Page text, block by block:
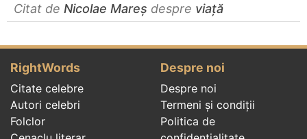
Citat de Nicolae Mareș despre viață
RightWords
Citate celebre
Autori celebri
Folclor
Despre noi
Despre noi
Termeni și condiții
Politica de